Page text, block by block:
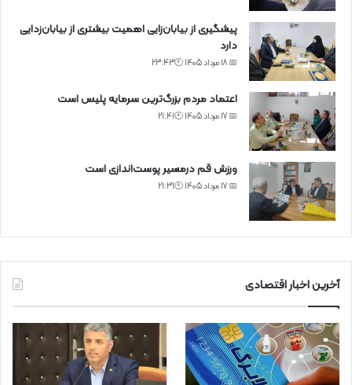
پیشگیری از بیابان‌زایی اهمیت بیشتری از بیابان‌زدایی
دارد
📅 18 مرداد 1405 🕙23:43
اعتماد مردم بزرگ‌ترین سرمایه پلیس است
📅 17 مرداد 1405 🕙21:41
ورزش قم درمسیر پوست‌اندازی است
📅 17 مرداد 1405 🕙21:31
آخرین اخبار اقتصادی